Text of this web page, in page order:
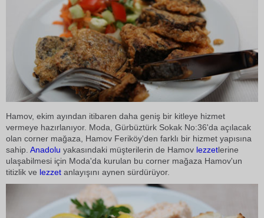
Hamov, ekim ayından itibaren daha geniş bir kitleye hizmet
vermeye hazırlanıyor. Moda, Gürbüztürk Sokak No:36'da açılacak
olan corner mağaza, Hamov Feriköy'den farklı bir hizmet yapısına
sahip. Anadolu yakasındaki müşterilerin de Hamov lezzetlerine
ulaşabilmesi için Moda'da kurulan bu corner mağaza Hamov'un
titizlik ve lezzet anlayışını aynen sürdürüyor.